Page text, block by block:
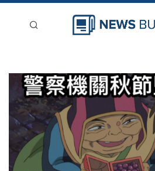
新聞稿分類
登入
刊登